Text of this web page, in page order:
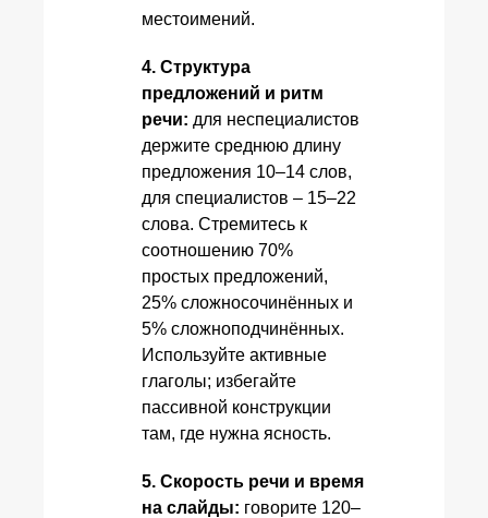
местоимений.
4. Структура
предложений и ритм
речи: для неспециалистов
держите среднюю длину
предложения 10–14 слов,
для специалистов – 15–22
слова. Стремитесь к
соотношению 70%
простых предложений,
25% сложносочинённых и
5% сложноподчинённых.
Используйте активные
глаголы; избегайте
пассивной конструкции
там, где нужна ясность.
5. Скорость речи и время
на слайды: говорите 120–